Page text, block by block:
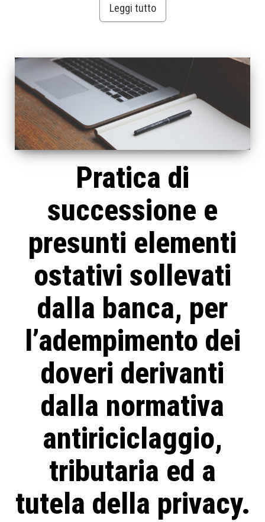
Leggi tutto
Pratica di
successione e
presunti elementi
ostativi sollevati
dalla banca, per
l’adempimento dei
doveri derivanti
dalla normativa
antiriciclaggio,
tributaria ed a
tutela della privacy.